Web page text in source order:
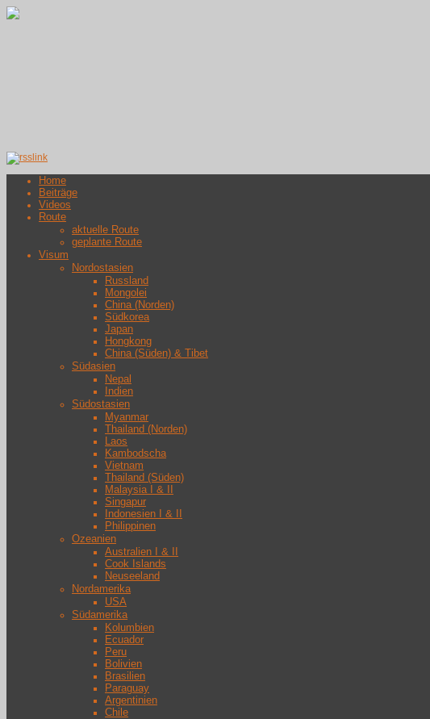
Home
Beiträge
Videos
Route
aktuelle Route
geplante Route
Visum
Nordostasien
Russland
Mongolei
China (Norden)
Südkorea
Japan
Hongkong
China (Süden) & Tibet
Südasien
Nepal
Indien
Südostasien
Myanmar
Thailand (Norden)
Laos
Kambodscha
Vietnam
Thailand (Süden)
Malaysia I & II
Singapur
Indonesien I & II
Philippinen
Ozeanien
Australien I & II
Cook Islands
Neuseeland
Nordamerika
USA
Südamerika
Kolumbien
Ecuador
Peru
Bolivien
Brasilien
Paraguay
Argentinien
Chile